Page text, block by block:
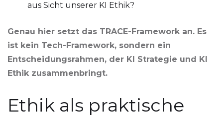
aus Sicht unserer KI Ethik?
Genau hier setzt das TRACE-Framework an. Es
ist kein Tech-Framework, sondern ein
Entscheidungsrahmen, der KI Strategie und KI
Ethik zusammenbringt.
Ethik als praktische